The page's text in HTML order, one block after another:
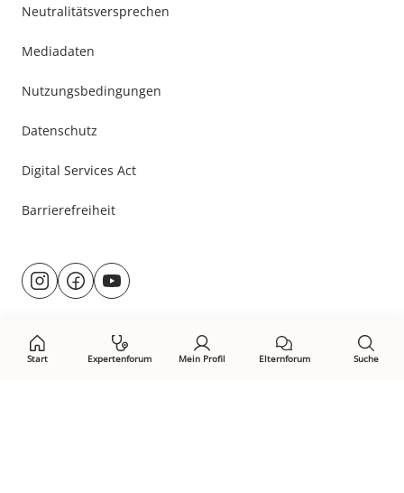
Start Expertenforum Mein Profil Elternforum Suche
Neutralitätsversprechen
Mediadaten
Nutzungsbedingungen
Datenschutz
Digital Services Act
Barrierefreiheit
Besuche
uns@rund.ums.baby
facebook.com/rundumsbaby.de
youtube.com/@rundumsbaby_